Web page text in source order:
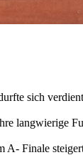
sich
langwierige
Finale